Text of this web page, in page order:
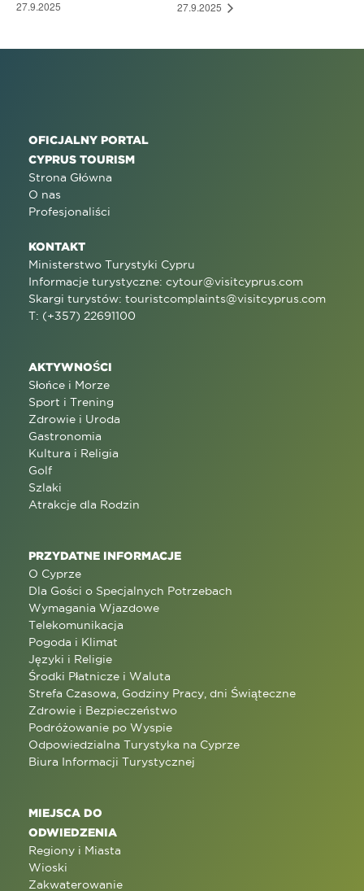
27.9.2025
27.9.2025
OFICJALNY PORTAL
CYPRUS TOURISM
Strona Główna
O nas
Profesjonaliści
KONTAKT
Ministerstwo Turystyki Cypru
Informacje turystyczne: cytour@visitcyprus.com
Skargi turystów: touristcomplaints@visitcyprus.com
T: (+357) 22691100
AKTYWNOŚCI
Słońce i Morze
Sport i Trening
Zdrowie i Uroda
Gastronomia
Kultura i Religia
Golf
Szlaki
Atrakcje dla Rodzin
PRZYDATNE INFORMACJE
O Cyprze
Dla Gości o Specjalnych Potrzebach
Wymagania Wjazdowe
Telekomunikacja
Pogoda i Klimat
Języki i Religie
Środki Płatnicze i Waluta
Strefa Czasowa, Godziny Pracy, dni Świąteczne
Zdrowie i Bezpieczeństwo
Podróżowanie po Wyspie
Odpowiedzialna Turystyka na Cyprze
Biura Informacji Turystycznej
MIEJSCA DO
ODWIEDZENIA
Regiony i Miasta
Wioski
Zakwaterowanie